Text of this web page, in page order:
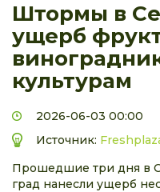
Штормы в
ущерб
культурам
2026-06-03 00:00
Источник:
Прошедшие три дня в
град нанесли ущерб